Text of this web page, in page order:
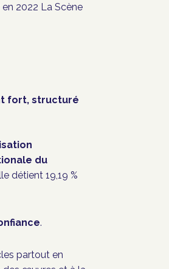
2022 La Scène
fort, structuré
du
détient 19,19 %
.
partout en